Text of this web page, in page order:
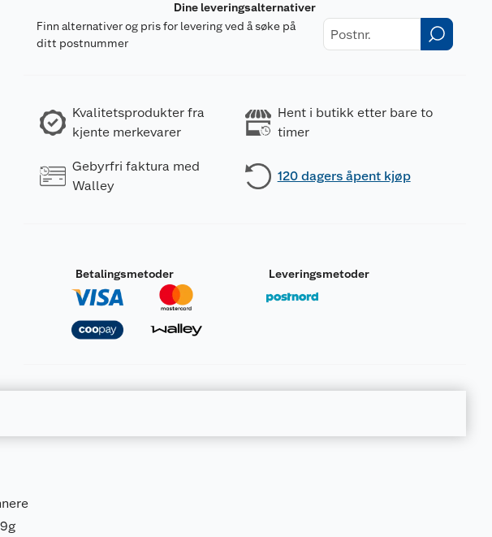
Dine leveringsalternativer
Finn alternativer og pris for levering ved å søke på
ditt postnummer
Kvalitetsprodukter fra
kjente merkevarer
Hent i butikk etter bare to
timer
Gebyrfri faktura med
Walley
120 dagers åpent kjøp
Betalingsmetoder Leveringsmetoder